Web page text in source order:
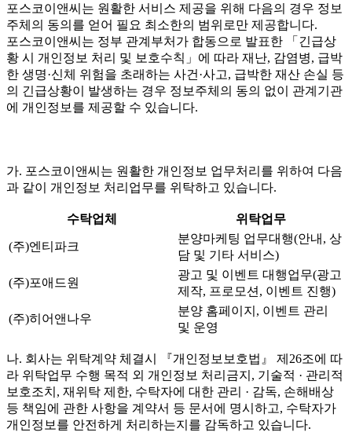
포스코이앤씨는 원활한 서비스 제공을 위해 다음의 경우 정보
주체의 동의를 얻어 필요 최소한의 범위로만 제공합니다.
포스코이앤씨는 정부 관계부처가 합동으로 발표한 「긴급상
황 시 개인정보 처리 및 보호수칙」에 따라 재난, 감염병, 급박
한 생명·신체 위험을 초래하는 사건·사고, 급박한 재산 손실 등
의 긴급상황이 발생하는 경우 정보주체의 동의 없이 관계기관
에 개인정보를 제공할 수 있습니다.
가. 포스코이앤씨는 원활한 개인정보 업무처리를 위하여 다음
과 같이 개인정보 처리업무를 위탁하고 있습니다.
수탁업체 위탁업무
(주)엔티파크
분양마케팅 업무대행(안내, 상
담 및 기타 서비스)
(주)포애드원
광고 및 이벤트 대행업무(광고
제작, 프로모션, 이벤트 진행)
(주)히어앤나우
분양 홈페이지, 이벤트 관리
및 운영
나. 회사는 위탁계약 체결시 『개인정보보호법』 제26조에 따
라 위탁업무 수행 목적 외 개인정보 처리금지, 기술적 · 관리적
보호조치, 재위탁 제한, 수탁자에 대한 관리 · 감독, 손해배상
등 책임에 관한 사항을 계약서 등 문서에 명시하고, 수탁자가
개인정보를 안전하게 처리하는지를 감독하고 있습니다.